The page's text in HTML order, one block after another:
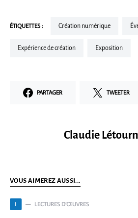
ÉTIQUETTES : Création numérique
Expérience de création Exposition
PARTAGER TWEETER
Claudie
VOUS AIMEREZ AUSSI...
L LECTURES D’ŒUVRES